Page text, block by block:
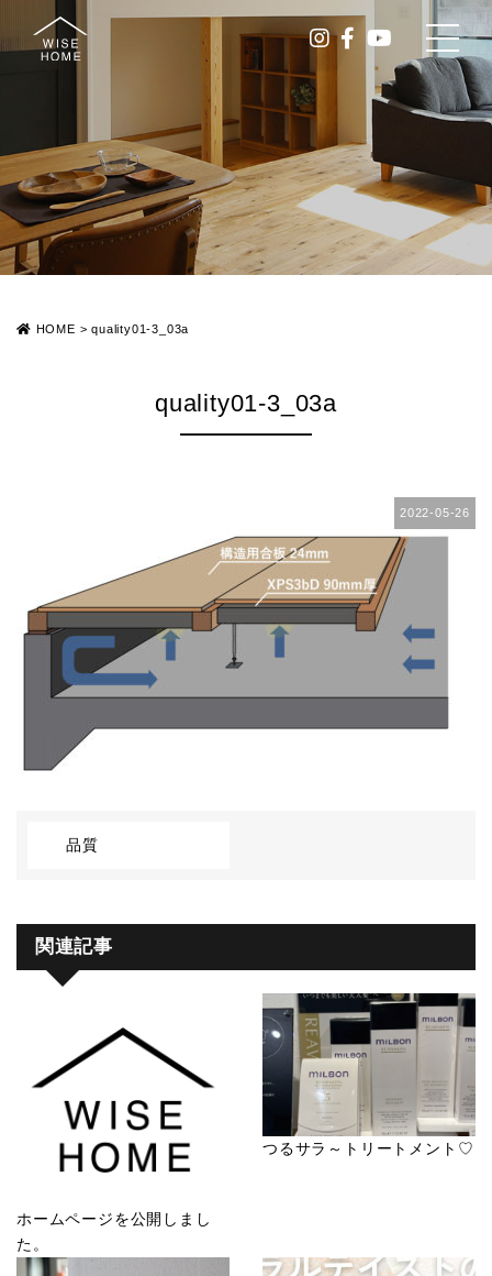
HOME >quality01-3_03a
quality01-3_03a
2022-05-26
品質
関連記事
ホームページを公開しまし
た。
つるサラ～トリートメント♡